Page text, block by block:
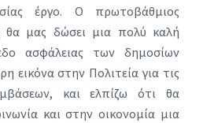
έργο. Ο πρωτοβάθμιος
θα μας δώσει μια πολύ καλή
ασφάλειας των δημοσίων
εικόνα στην Πολιτεία για τις
και ελπίζω ότι θα
και στην οικονομία μια